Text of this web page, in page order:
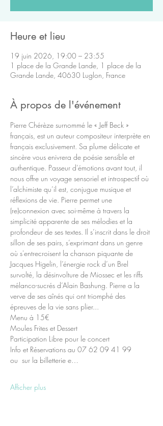
Heure et lieu
19 juin 2026, 19:00 – 23:55
1 place de la Grande Lande, 1 place de la
Grande Lande, 40630 Luglon, France
À propos de l'événement
Pierre Chérèze surnommé le « Jeff Beck »
français, est un auteur compositeur interprète en
français exclusivement. Sa plume délicate et
sincère vous enivrera de poésie sensible et
authentique. Passeur d’émotions avant tout, il
nous offre un voyage sensoriel et introspectif où
l’alchimiste qu’il est, conjugue musique et
réflexions de vie. Pierre permet une
(re)connexion avec soi-même à travers la
simplicité apparente de ses mélodies et la
profondeur de ses textes. Il s’inscrit dans le droit
sillon de ses pairs, s’exprimant dans un genre
où s'entrecroisent la chanson piquante de
Jacques Higelin, l’énergie rock d’un Brel
survolté, la désinvolture de Miossec et les riffs
mélanco-sucrés d’Alain Bashung. Pierre a la
verve de ses aînés qui ont triomphé des
épreuves de la vie sans plier...
Menu à 15€
Moules Frites et Dessert
Participation Libre pour le concert
Info et Réservations au 07 62 09 41 99
ou  sur la billetterie e…
Afficher plus